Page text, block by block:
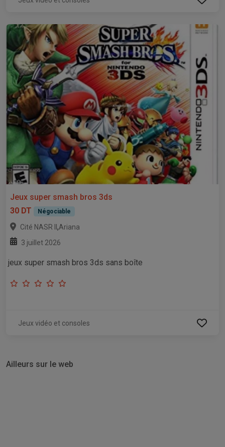
Jeux super smash bros 3ds
30 DT
Négociable
Cité NASR II ,Ariana
3 juillet 2026
jeux super smash bros 3ds sans boîte
Jeux vidéo et consoles
Ailleurs sur le web